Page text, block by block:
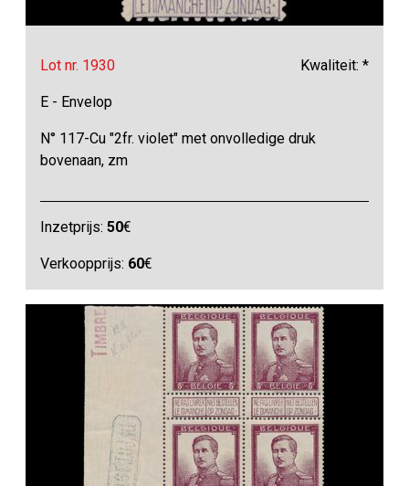
Lot nr. 1930 Kwaliteit: *
E - Envelop
N° 117-Cu "2fr. violet" met onvolledige druk
bovenaan, zm
Inzetprijs:50€
Verkoopprijs: 60€